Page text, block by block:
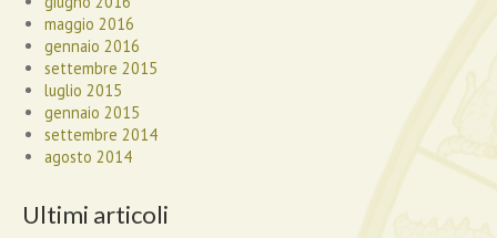
maggio 2016
gennaio 2016
settembre 2015
luglio 2015
gennaio 2015
settembre 2014
agosto 2014
Ultimi articoli